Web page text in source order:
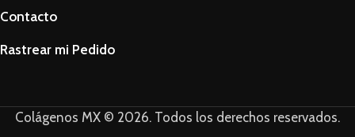
Contacto
Rastrear mi Pedido
Colágenos MX © 2026. Todos los derechos reservados.